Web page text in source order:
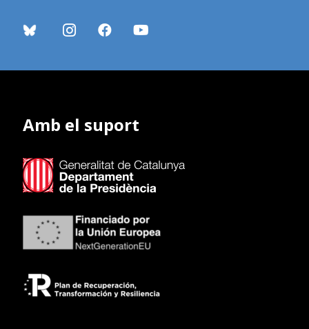
Amb el suport